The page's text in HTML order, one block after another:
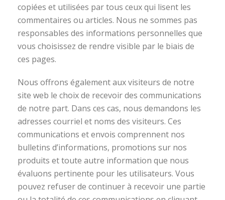
copiées et utilisées par tous ceux qui lisent les
commentaires ou articles. Nous ne sommes pas
responsables des informations personnelles que
vous choisissez de rendre visible par le biais de
ces pages.
Nous offrons également aux visiteurs de notre
site web le choix de recevoir des communications
de notre part. Dans ces cas, nous demandons les
adresses courriel et noms des visiteurs. Ces
communications et envois comprennent nos
bulletins d’informations, promotions sur nos
produits et toute autre information que nous
évaluons pertinente pour les utilisateurs. Vous
pouvez refuser de continuer à recevoir une partie